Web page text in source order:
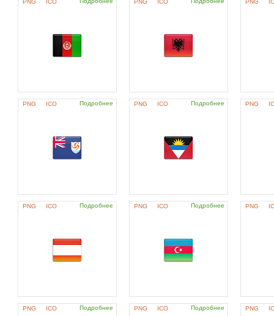
PNG ICO PNG ICO PNG
PNG ICO Подробнее PNG ICO Подробнее PNG
PNG ICO Подробнее PNG ICO Подробнее PNG
PNG ICO Подробнее PNG ICO Подробнее PNG